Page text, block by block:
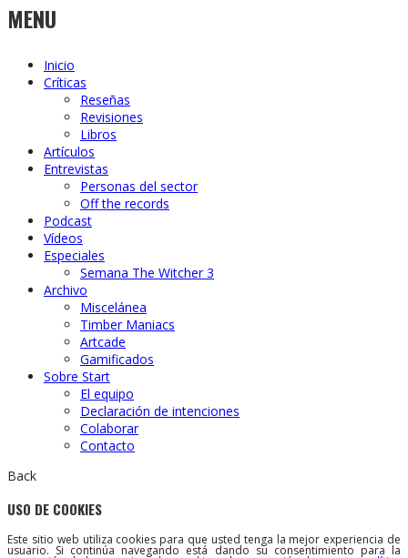
MENU
Inicio
Críticas
Reseñas
Revisiones
Libros
Artículos
Entrevistas
Personas del sector
Off the records
Podcast
Vídeos
Especiales
Semana The Witcher 3
Archivo
Miscelánea
Timber Maniacs
Artcade
Gamificados
Sobre Start
El equipo
Declaración de intenciones
Colaborar
Contacto
Back
USO DE COOKIES
Este sitio web utiliza cookies para que usted tenga la mejor experiencia de
usuario. Si continúa navegando está dando su consentimiento para la